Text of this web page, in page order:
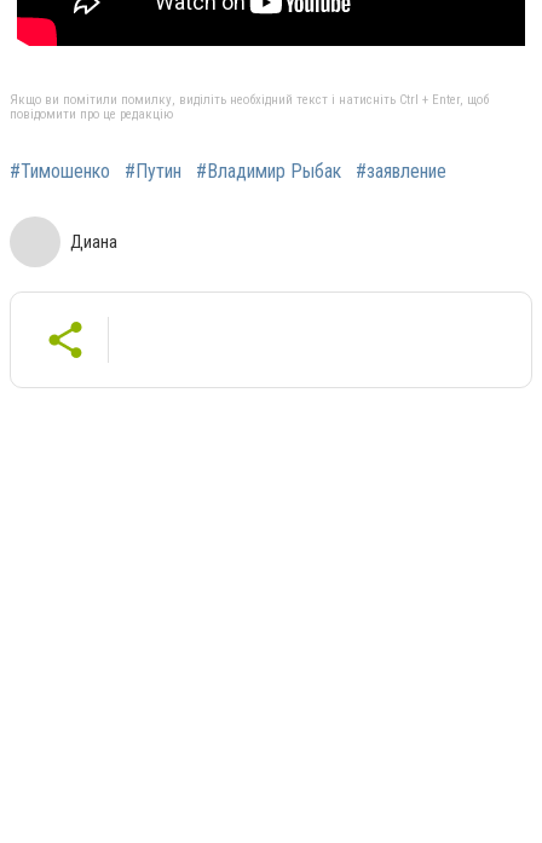
Якщо ви помітили помилку, виділіть необхідний текст і натисніть Ctrl + Enter, щоб
повідомити про це редакцію
#Тимошенко #Путин #Владимир Рыбак #заявление
Диана